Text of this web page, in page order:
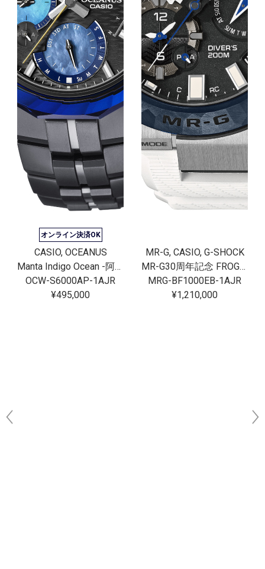
オンライン決済OK
CASIO, OCEANUS
Manta Indigo Ocean -阿波藍-
OCW-S6000AP-1AJR
¥495,000
MR-G, CASIO, G-SHOCK
MR-G30周年記念 FROGMAN[完売]
MRG-BF1000EB-1AJR
¥1,210,000